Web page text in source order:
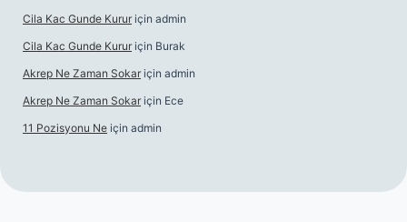
Cila Kac Gunde Kurur için admin
Cila Kac Gunde Kurur için Burak
Akrep Ne Zaman Sokar için admin
Akrep Ne Zaman Sokar için Ece
11 Pozisyonu Ne için admin